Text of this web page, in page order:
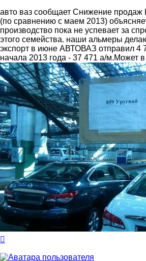
авто ваз сообщает Снижение продаж
(по сравнению с маем 2013)
производство пока не успевает за
этого семейства. наши альмеры
экспорт в июне АВТОВАЗ отправил 4
начала 2013 года - 37 471 а/м.Может в
началу